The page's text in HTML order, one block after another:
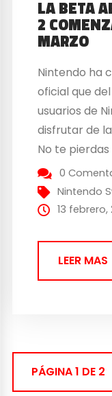
LA BETA
2
MARZO
Nintendo ha
oficial que
usuarios de
disfrutar de
No te
2 Si eres uno
hacerte con
estás de
0
Nintendo
13 febrero,
LEER MAS
PÁGINA 1 DE 2